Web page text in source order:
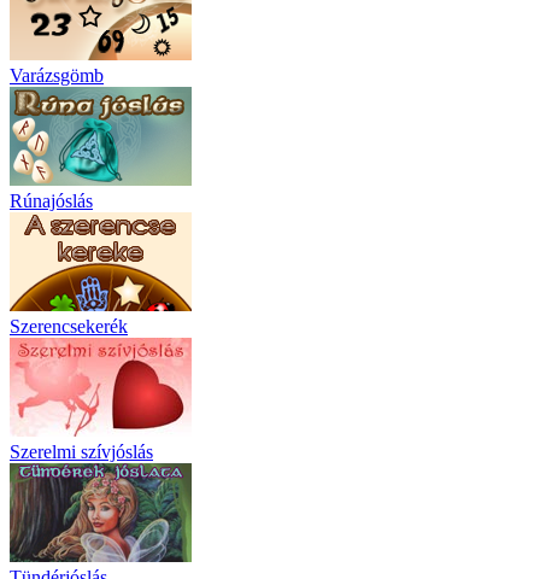
Varázsgömb
Rúnajóslás
Szerencsekerék
Szerelmi szívjóslás